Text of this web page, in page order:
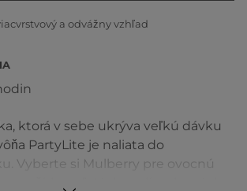
a odvážny vzhľad
ktorá v sebe ukrýva veľkú dávku
PartyLite je naliata do
Vyberte si Mulberry pre ovocnú